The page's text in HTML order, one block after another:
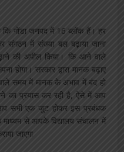
गोंडा जनपद में 16 ब्लॉक हैं। हर
संगठन में संख्या बल बढ़ाया जाना
की अपील किया। कि आने वाले
होगा। सरकार द्वारा मानक बढ़ाए
समय में मानक के अभाव में बंद हो
का प्रयास कर रही है, ऐसे में आप
सभी एक जुट होकर इस प्रबंधक
से आपके विद्यालय संचालन में
जाएगा